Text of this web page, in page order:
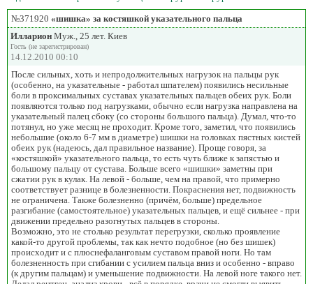
№371920 «шишка» за костяшкой указательного пальца
Илларион Муж., 25 лет. Киев
Гость (не зарегистрирован)
14.12.2010 00:10
После сильных, хоть и непродолжительных нагрузок на пальцы рук
(особенно, на указательные - работал шпателем) появились несильные
боли в проксимальных суставах указательных пальцев обеих рук. Боли
появляются только под нагрузками, обычно если нагрузка направлена на
указательный палец сбоку (со стороны большого пальца). Думал, что-то
потянул, но уже месяц не проходит. Кроме того, заметил, что появились
небольшие (около 6-7 мм в диаметре) шишки на головках пястных кистей
обеих рук (надеюсь, дал правильное название). Проще говоря, за
«костяшкой» указательного пальца, то есть чуть ближе к запястью и
большому пальцу от сустава. Больше всего «шишки» заметны при
сжатии рук в кулак. На левой - больше, чем на правой, что примерно
соответствует разнице в болезненности. Покраснения нет, подвижность
не ограничена. Также болезненно (причём, больше) предельное
разгибание (самостоятельное) указательных пальцев, и ещё сильнее - при
движении предельно разогнутых пальцев в стороны.
Возможно, это не столько результат перегрузки, сколько проявление
какой-то другой проблемы, так как нечто подобное (но без шишек)
происходит и с плюснефаланговым суставом правой ноги. Но там
болезненность при сгибании с усилием пальца вниз и особенно - вправо
(к другим пальцам) и уменьшение подвижности. На левой ноге такого нет.